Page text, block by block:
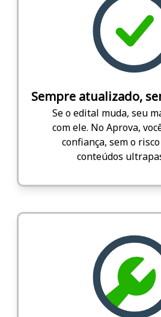
Sempre atualizado,
Se o edital muda, seu
com ele. No Aprova,
confiança, sem o
conteúdos